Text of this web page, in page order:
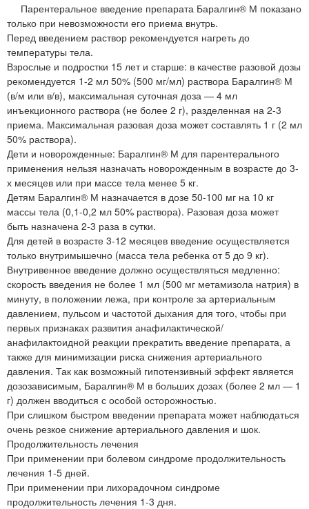
Парентеральное введение препарата Баралгин® М показано
только при невозможности его приема внутрь.
Перед введением раствор рекомендуется нагреть до
температуры тела.
Взрослые и подростки 15 лет и старше: в качестве разовой дозы
рекомендуется 1-2 мл 50% (500 мг/мл) раствора Баралгин® М
(в/м или в/в), максимальная суточная доза — 4 мл
инъекционного раствора (не более 2 г), разделенная на 2-3
приема. Максимальная разовая доза может составлять 1 г (2 мл
50% раствора).
Дети и новорожденные: Баралгин® М для парентерального
применения нельзя назначать новорожденным в возрасте до 3-
х месяцев или при массе тела менее 5 кг.
Детям Баралгин® М назначается в дозе 50-100 мг на 10 кг
массы тела (0,1-0,2 мл 50% раствора). Разовая доза может
быть назначена 2-3 раза в сутки.
Для детей в возрасте 3-12 месяцев введение осуществляется
только внутримышечно (масса тела ребенка от 5 до 9 кг).
Внутривенное введение должно осуществляться медленно:
скорость введения не более 1 мл (500 мг метамизола натрия) в
минуту, в положении лежа, при контроле за артериальным
давлением, пульсом и частотой дыхания для того, чтобы при
первых признаках развития анафилактической/
анафилактоидной реакции прекратить введение препарата, а
также для минимизации риска снижения артериального
давления. Так как возможный гипотензивный эффект является
дозозависимым, Баралгин® М в больших дозах (более 2 мл — 1
г) должен вводиться с особой осторожностью.
При слишком быстром введении препарата может наблюдаться
очень резкое снижение артериального давления и шок.
Продолжительность лечения
При применении при болевом синдроме продолжительность
лечения 1-5 дней.
При применении при лихорадочном синдроме
продолжительность лечения 1-3 дня.